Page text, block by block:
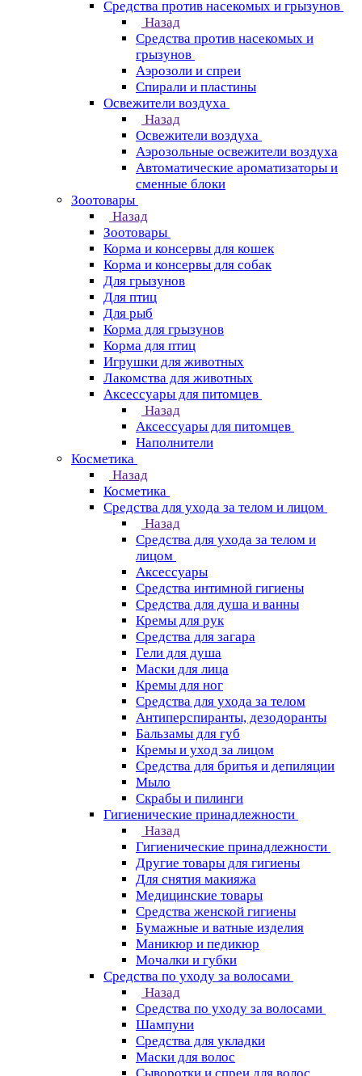
Средства против насекомых и грызунов
Назад
Средства против насекомых и
грызунов
Аэрозоли и спреи
Спирали и пластины
Освежители воздуха
Назад
Освежители воздуха
Аэрозольные освежители воздуха
Автоматические ароматизаторы и
сменные блоки
Зоотовары
Назад
Зоотовары
Корма и консервы для кошек
Корма и консервы для собак
Для грызунов
Для птиц
Для рыб
Корма для грызунов
Корма для птиц
Игрушки для животных
Лакомства для животных
Аксессуары для питомцев
Назад
Аксессуары для питомцев
Наполнители
Косметика
Назад
Косметика
Средства для ухода за телом и лицом
Назад
Средства для ухода за телом и
лицом
Аксессуары
Средства интимной гигиены
Средства для душа и ванны
Кремы для рук
Средства для загара
Гели для душа
Маски для лица
Кремы для ног
Средства для ухода за телом
Антиперспиранты, дезодоранты
Бальзамы для губ
Кремы и уход за лицом
Средства для бритья и депиляции
Мыло
Скрабы и пилинги
Гигиенические принадлежности
Назад
Гигиенические принадлежности
Другие товары для гигиены
Для снятия макияжа
Медицинские товары
Средства женской гигиены
Бумажные и ватные изделия
Маникюр и педикюр
Мочалки и губки
Средства по уходу за волосами
Назад
Средства по уходу за волосами
Шампуни
Средства для укладки
Маски для волос